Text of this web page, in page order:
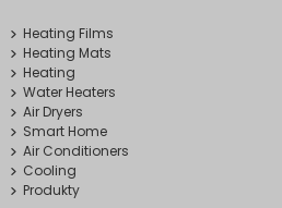
Heating Films
Heating Mats
Heating
Water Heaters
Air Dryers
Smart Home
Air Conditioners
Cooling
Produkty